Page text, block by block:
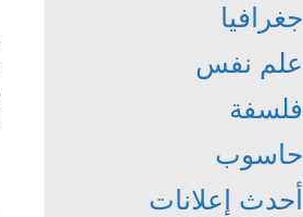
جغرافيا
علم نفس
فلسفة
حاسوب
أحدث إعلانات